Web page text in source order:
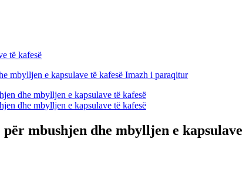
të kafesë
mbushjen dhe mbylljen e kapsulave